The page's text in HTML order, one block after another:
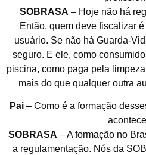
SOBRASA – Hoje não há
Então, quem deve fiscalizar
usuário. Se não há Guarda-
seguro. E ele, como
piscina, como paga pela
mais do que qualquer outra
Pai – Como é a formação
SOBRASA – A formação no
a regulamentação. Nós da